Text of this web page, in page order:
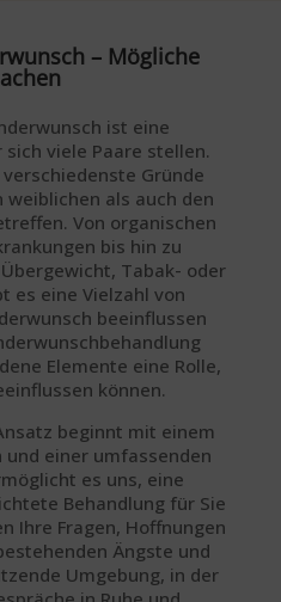
– Mögliche
ist eine
viele Paare stellen.
Gründe
weiblichen als auch den
Von organischen
bis hin zu
Tabak- oder
es eine Vielzahl von
beeinflussen
Elemente eine Rolle,
können.
beginnt mit einem
und einer umfassenden
es uns, eine
Behandlung für Sie
Ihre Fragen, Hoffnungen
Ängste und
Umgebung, in der